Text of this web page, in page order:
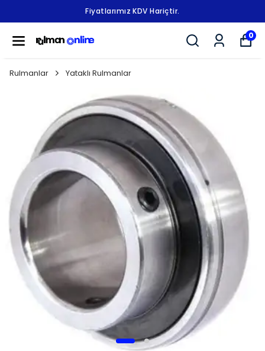
Fiyatlarımız KDV Hariçtir.
0
Rulmanlar Yataklı Rulmanlar